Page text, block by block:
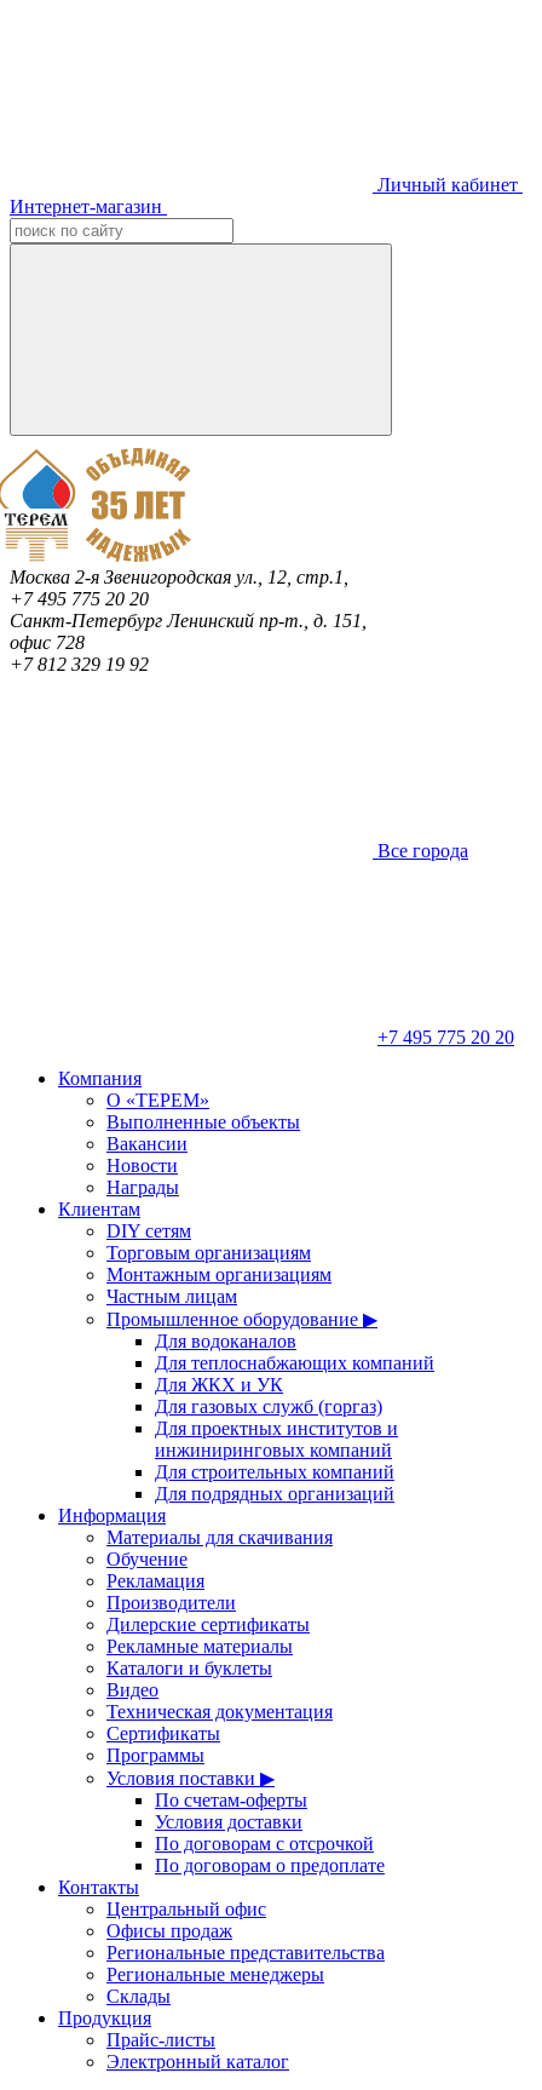
Личный кабинет
Интернет-магазин
Москва 2-я Звенигородская ул., 12, стр.1,
+7 495 775 20 20
Санкт-ПетербургЛенинский пр-т., д. 151,
офис 728
+7 812 329 19 92
Все города
+7 495 775 20 20
Компания
О «ТЕРЕМ»
Выполненные объекты
Вакансии
Новости
Награды
Клиентам
DIY сетям
Торговым организациям
Монтажным организациям
Частным лицам
Промышленное оборудование ▶
Для водоканалов
Для теплоснабжающих компаний
Для ЖКХ и УК
Для газовых служб (горгаз)
Для проектных институтов и
инжиниринговых компаний
Для строительных компаний
Для подрядных организаций
Информация
Материалы для скачивания
Обучение
Рекламация
Производители
Дилерские сертификаты
Рекламные материалы
Каталоги и буклеты
Видео
Техническая документация
Сертификаты
Программы
Условия поставки ▶
По счетам-оферты
Условия доставки
По договорам с отсрочкой
По договорам о предоплате
Контакты
Центральный офис
Офисы продаж
Региональные представительства
Региональные менеджеры
Склады
Продукция
Прайс-листы
Электронный каталог